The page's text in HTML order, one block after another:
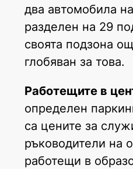
два автомобила
разделен на 29
своята подзона
глобяван за това.
Работещите в
определен
са цените за
ръководители на
работещи в